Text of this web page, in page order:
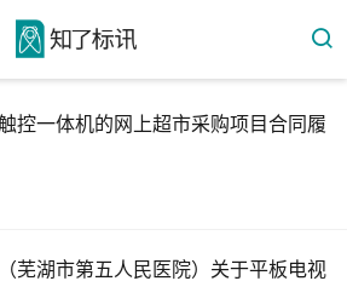
控一体机的网上超市采购项目合同履
芜湖市第五人民医院）关于平板电视